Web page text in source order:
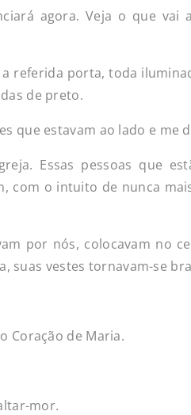
agora. Veja o que vai
referida porta, toda
de preto.
que estavam ao lado e me
Essas pessoas que
com o intuito de nunca
por nós, colocavam no
suas vestes tornavam-se
Coração de Maria.
mor.